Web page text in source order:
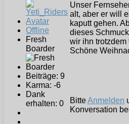
Offline
Fresh
Boarder
Beiträge: 9
Karma: -6
Dank
erhalten: 0
Unser
alt, aber er will
kaputt gehen.
dieses
wir ihn trotzdem
Schöne
BitteAnmelden
Konversation